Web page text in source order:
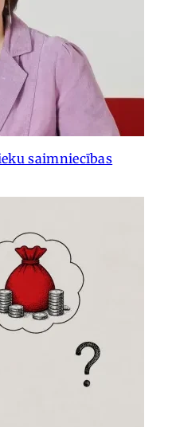
saimniecības